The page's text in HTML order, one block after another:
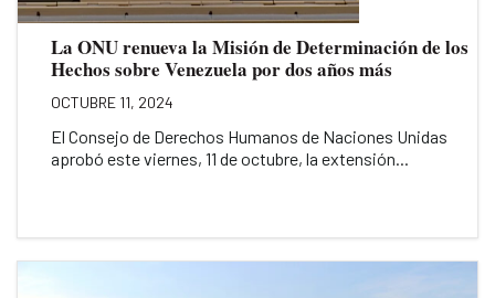
La ONU renueva la Misión de Determinación de los
Hechos sobre Venezuela por dos años más
OCTUBRE 11, 2024
El Consejo de Derechos Humanos de Naciones Unidas
aprobó este viernes, 11 de octubre, la extensión...